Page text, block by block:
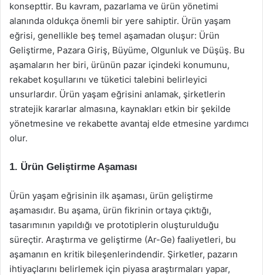
konsepttir. Bu kavram, pazarlama ve ürün yönetimi
alanında oldukça önemli bir yere sahiptir. Ürün yaşam
eğrisi, genellikle beş temel aşamadan oluşur: Ürün
Geliştirme, Pazara Giriş, Büyüme, Olgunluk ve Düşüş. Bu
aşamaların her biri, ürünün pazar içindeki konumunu,
rekabet koşullarını ve tüketici talebini belirleyici
unsurlardır. Ürün yaşam eğrisini anlamak, şirketlerin
stratejik kararlar almasına, kaynakları etkin bir şekilde
yönetmesine ve rekabette avantaj elde etmesine yardımcı
olur.
1. Ürün Geliştirme Aşaması
Ürün yaşam eğrisinin ilk aşaması, ürün geliştirme
aşamasıdır. Bu aşama, ürün fikrinin ortaya çıktığı,
tasarımının yapıldığı ve prototiplerin oluşturulduğu
süreçtir. Araştırma ve geliştirme (Ar-Ge) faaliyetleri, bu
aşamanın en kritik bileşenlerindendir. Şirketler, pazarın
ihtiyaçlarını belirlemek için piyasa araştırmaları yapar,